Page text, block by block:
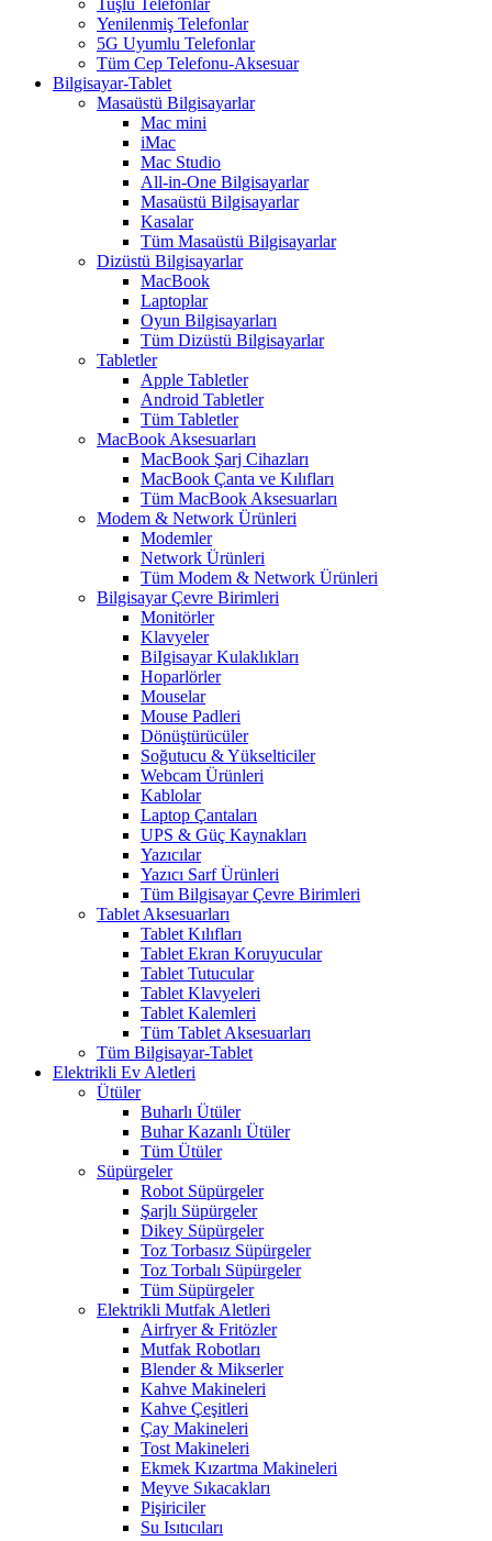
Tuşlu Telefonlar
Yenilenmiş Telefonlar
5G Uyumlu Telefonlar
Tüm Cep Telefonu-Aksesuar
Bilgisayar-Tablet
Masaüstü Bilgisayarlar
Mac mini
iMac
Mac Studio
All-in-One Bilgisayarlar
Masaüstü Bilgisayarlar
Kasalar
Tüm Masaüstü Bilgisayarlar
Dizüstü Bilgisayarlar
MacBook
Laptoplar
Oyun Bilgisayarları
Tüm Dizüstü Bilgisayarlar
Tabletler
Apple Tabletler
Android Tabletler
Tüm Tabletler
MacBook Aksesuarları
MacBook Şarj Cihazları
MacBook Çanta ve Kılıfları
Tüm MacBook Aksesuarları
Modem & Network Ürünleri
Modemler
Network Ürünleri
Tüm Modem & Network Ürünleri
Bilgisayar Çevre Birimleri
Monitörler
Klavyeler
BiIgisayar Kulaklıkları
Hoparlörler
Mouselar
Mouse Padleri
Dönüştürücüler
Soğutucu & Yükselticiler
Webcam Ürünleri
Kablolar
Laptop Çantaları
UPS & Güç Kaynakları
Yazıcılar
Yazıcı Sarf Ürünleri
Tüm Bilgisayar Çevre Birimleri
Tablet Aksesuarları
Tablet Kılıfları
Tablet Ekran Koruyucular
Tablet Tutucular
Tablet Klavyeleri
Tablet Kalemleri
Tüm Tablet Aksesuarları
Tüm Bilgisayar-Tablet
Elektrikli Ev Aletleri
Ütüler
Buharlı Ütüler
Buhar Kazanlı Ütüler
Tüm Ütüler
Süpürgeler
Robot Süpürgeler
Şarjlı Süpürgeler
Dikey Süpürgeler
Toz Torbasız Süpürgeler
Toz Torbalı Süpürgeler
Tüm Süpürgeler
Elektrikli Mutfak Aletleri
Airfryer & Fritözler
Mutfak Robotları
Blender & Mikserler
Kahve Makineleri
Kahve Çeşitleri
Çay Makineleri
Tost Makineleri
Ekmek Kızartma Makineleri
Meyve Sıkacakları
Pişiriciler
Su Isıtıcıları